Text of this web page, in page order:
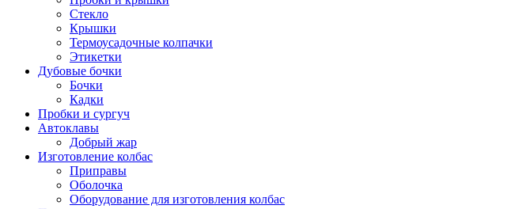
Стекло
Крышки
Термоусадочные колпачки
Этикетки
Дубовые бочки
Бочки
Кадки
Пробки и сургуч
Автоклавы
Добрый жар
Изготовление колбас
Приправы
Оболочка
Оборудование для изготовления колбас